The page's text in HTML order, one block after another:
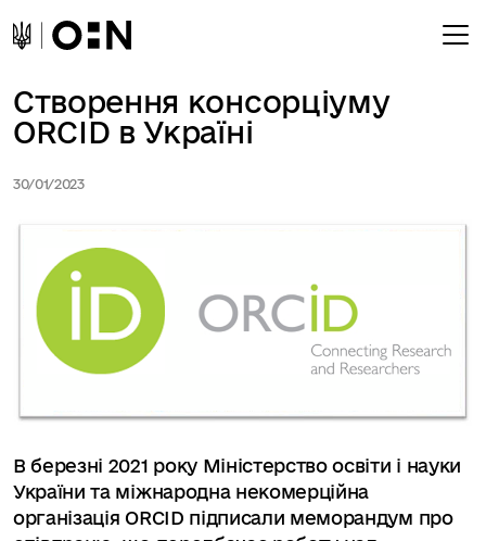
Створення консорціуму
ORCID в Україні
30/01/2023
В березні 2021 року Міністерство освіти і науки
України та міжнародна некомерційна
організація ORCID підписали меморандум про